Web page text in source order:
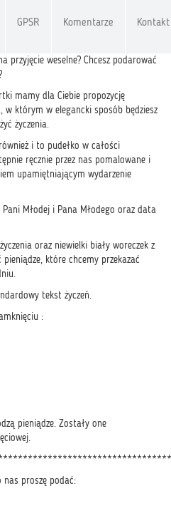
GPSR Komentarze Kontakt
przyjęcie weselne? Chcesz podarować
mamy dla Ciebie propozycję
w którym w elegancki sposób będziesz
życzenia.
i to pudełko w całości
ręcznie przez nas pomalowane i
upamiętniającym wydarzenie
Młodej i Pana Młodego oraz data
oraz niewielki biały woreczek z
które chcemy przekazać
tekst życzeń.
:
pieniądze. Zostały one
nas proszę podać: